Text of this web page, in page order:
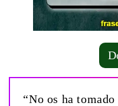
“No os ha